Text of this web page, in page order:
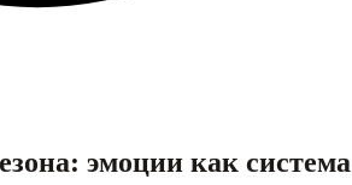
эмоции как система